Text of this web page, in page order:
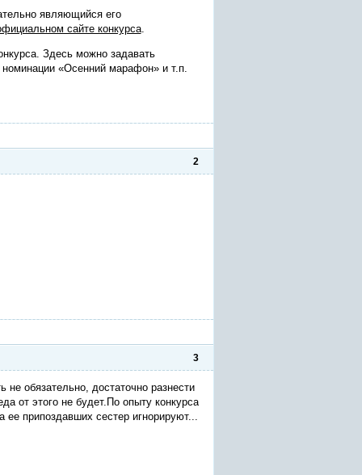
являющийся его
сайте конкурса.
Здесь можно задавать
«Осенний марафон» и т.п.
2
3
обязательно, достаточно разнести
от этого не будет.По опыту конкурса
ее припоздавших сестер игнорируют...